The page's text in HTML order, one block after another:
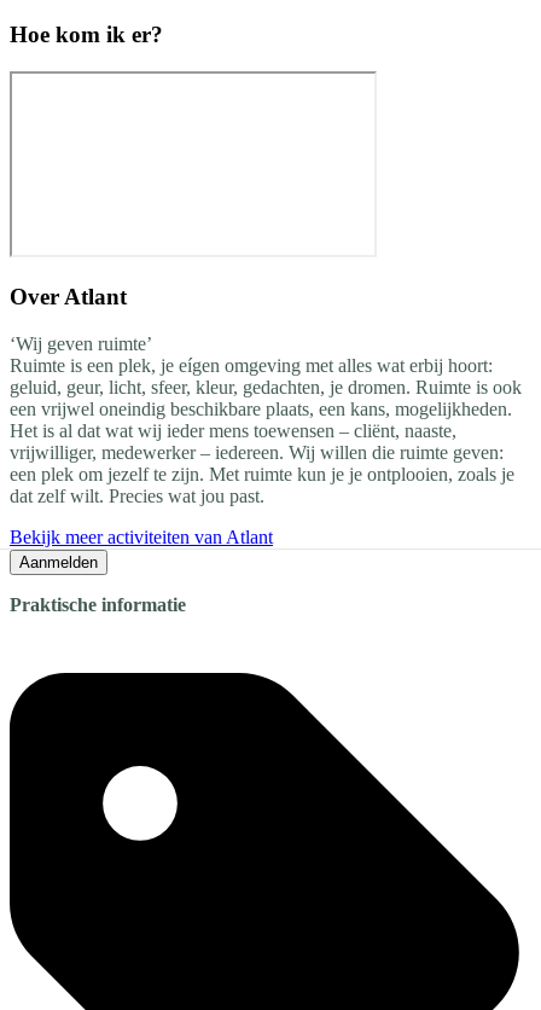
Hoe kom ik er?
OverAtlant
‘Wij geven ruimte’
Ruimte is een plek, je eígen omgeving met alles wat erbij hoort:
geluid, geur, licht, sfeer, kleur, gedachten, je dromen. Ruimte is ook
een vrijwel oneindig beschikbare plaats, een kans, mogelijkheden.
Het is al dat wat wij ieder mens toewensen – cliënt, naaste,
vrijwilliger, medewerker – iedereen. Wij willen die ruimte geven:
een plek om jezelf te zijn. Met ruimte kun je je ontplooien, zoals je
dat zelf wilt. Precies wat jou past.
Bekijk meer activiteiten van Atlant
Aanmelden
Praktische informatie